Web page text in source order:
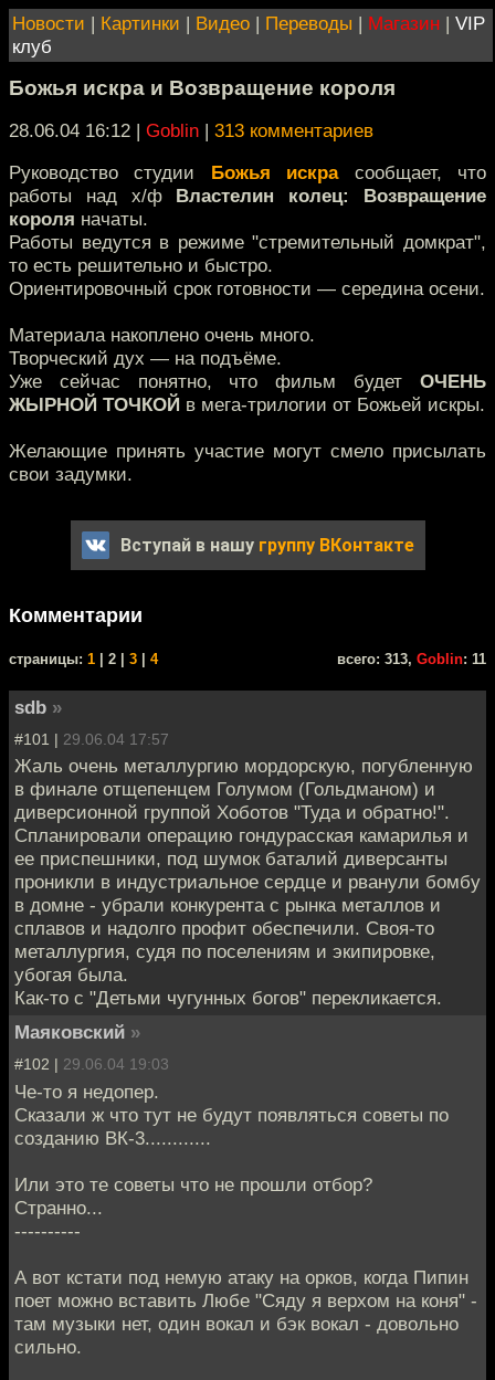
Новости | Картинки | Видео | Переводы | Магазин | VIP
клуб
Божья искра и Возвращение короля
28.06.04 16:12 | Goblin | 313 комментариев
Руководство студии Божья искрасообщает, что
работы над х/ф Властелин колец: Возвращение
короля начаты.
Работы ведутся в режиме "стремительный домкрат",
то есть решительно и быстро.
Ориентировочный срок готовности — середина осени.
Материала накоплено очень много.
Творческий дух — на подъёме.
Уже сейчас понятно, что фильм будет ОЧЕНЬ
ЖЫРНОЙ ТОЧКОЙ в мега-трилогии от Божьей искры.
Желающие принять участие могут смело присылать
свои задумки.
Вступай в нашу группу ВКонтакте
Комментарии
cтраницы: 1 | 2 | 3 4 всего: 313, Goblin: 11
sdb »
#101 | 29.06.04 17:57
Жаль очень металлургию мордорскую, погубленную
в финале отщепенцем Голумом (Гольдманом) и
диверсионной группой Хоботов "Туда и обратно!".
Спланировали операцию гондурасская камарилья и
ее приспешники, под шумок баталий диверсанты
проникли в индустриальное сердце и рванули бомбу
в домне - убрали конкурента с рынка металлов и
сплавов и надолго профит обеспечили. Своя-то
металлургия, судя по поселениям и экипировке,
убогая была.
Как-то с "Детьми чугунных богов" перекликается.
Маяковский »
#102 | 29.06.04 19:03
Че-то я недопер.
Сказали ж что тут не будут появляться советы по
созданию ВК-3............
Или это те советы что не прошли отбор?
Странно...
----------
А вот кстати под немую атаку на орков, когда Пипин
поет можно вставить Любе "Сяду я верхом на коня" -
там музыки нет, один вокал и бэк вокал - довольно
сильно.